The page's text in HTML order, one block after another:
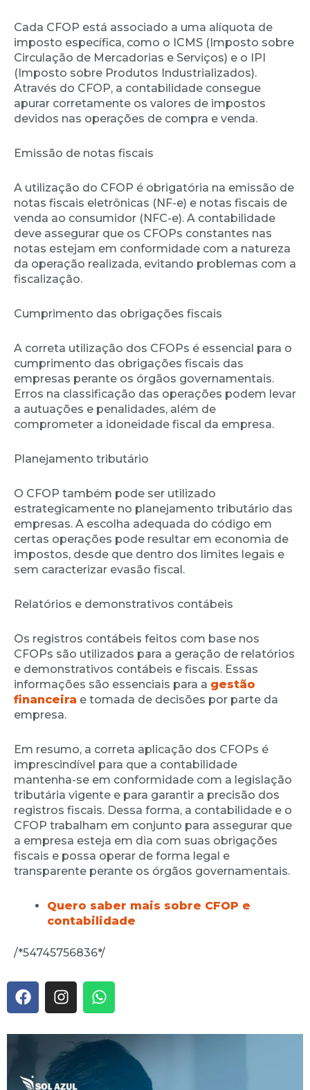
Cada CFOP está associado a uma alíquota de
imposto específica, como o ICMS (Imposto sobre
Circulação de Mercadorias e Serviços) e o IPI
(Imposto sobre Produtos Industrializados).
Através do CFOP, a contabilidade consegue
apurar corretamente os valores de impostos
devidos nas operações de compra e venda.
Emissão de notas fiscais
A utilização do CFOP é obrigatória na emissão de
notas fiscais eletrônicas (NF-e) e notas fiscais de
venda ao consumidor (NFC-e). A contabilidade
deve assegurar que os CFOPs constantes nas
notas estejam em conformidade com a natureza
da operação realizada, evitando problemas com a
fiscalização.
Cumprimento das obrigações fiscais
A correta utilização dos CFOPs é essencial para o
cumprimento das obrigações fiscais das
empresas perante os órgãos governamentais.
Erros na classificação das operações podem levar
a autuações e penalidades, além de
comprometer a idoneidade fiscal da empresa.
Planejamento tributário
O CFOP também pode ser utilizado
estrategicamente no planejamento tributário das
empresas. A escolha adequada do código em
certas operações pode resultar em economia de
impostos, desde que dentro dos limites legais e
sem caracterizar evasão fiscal.
Relatórios e demonstrativos contábeis
Os registros contábeis feitos com base nos
CFOPs são utilizados para a geração de relatórios
e demonstrativos contábeis e fiscais. Essas
informações são essenciais para a gestão
financeira e tomada de decisões por parte da
empresa.
Em resumo, a correta aplicação dos CFOPs é
imprescindível para que a contabilidade
mantenha-se em conformidade com a legislação
tributária vigente e para garantir a precisão dos
registros fiscais. Dessa forma, a contabilidade e o
CFOP trabalham em conjunto para assegurar que
a empresa esteja em dia com suas obrigações
fiscais e possa operar de forma legal e
transparente perante os órgãos governamentais.
Quero saber mais sobre CFOP e
contabilidade
/*54745756836*/
F
a
e
o
I
n
t
a
g
r
W
h
t